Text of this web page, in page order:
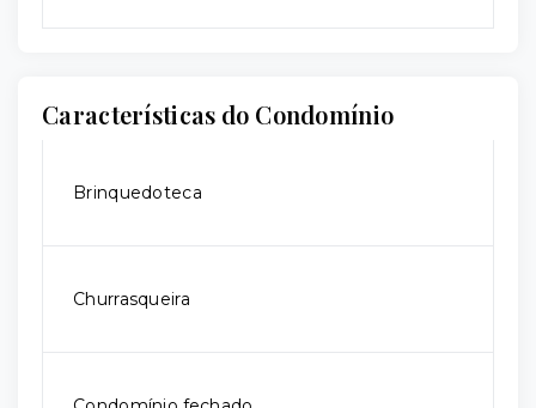
Características do Condomínio
Brinquedoteca
Churrasqueira